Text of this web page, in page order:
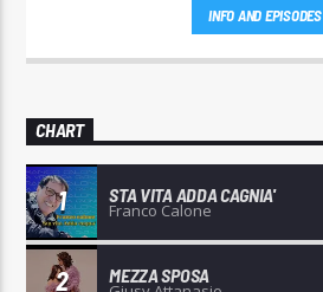
INFO AND EPISODES
CHART
1 STA VITA ADDA CAGNIA'
Franco Calone
2 MEZZA SPOSA